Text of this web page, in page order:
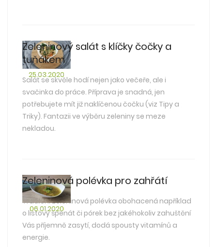
25.03.2020
Zeleninový salát s klíčky čočky a
tuňákem
Salát se skvěle hodí nejen jako večeře, ale i
svačinka do práce. Příprava je snadná, jen
potřebujete mít již naklíčenou čočku (viz Tipy a
Triky). Fantazii ve výběru zeleniny se meze
nekladou.
06.01.2020
Zeleninová polévka pro zahřátí
Tradiční zeleninová polévka obohacená například
o listový špenát či pórek bez jakéhokoliv zahuštění
Vás příjemně zasytí, dodá spousty vitamínů a
energie.